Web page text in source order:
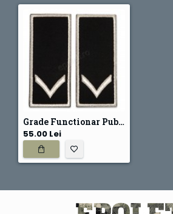
Grade Functionar Public Principal Politia Locala V2
55.00 Lei